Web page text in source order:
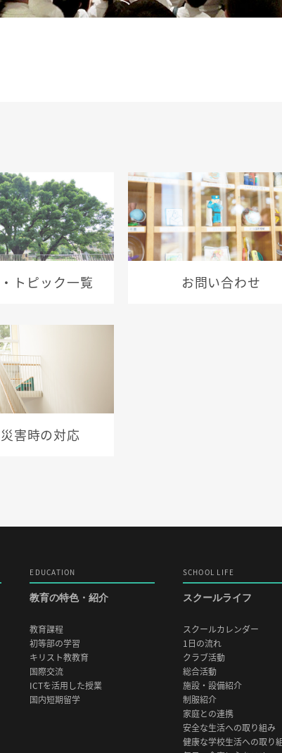
トピック一覧 お問い合わせ
害時の対応
EDUCATION
教育の特色・紹介
教育課程
初等部の学習
キリスト教教育
国際交流
ICTを活用した授業
国内短期留学
SCHOOL LIFE
スクールライフ
スクールカレンダー
1日の流れ
クラブ活動
総合活動
施設・設備紹介
制服紹介
家庭との連携
安全な生活への取り組み
健康な学校生活への取り